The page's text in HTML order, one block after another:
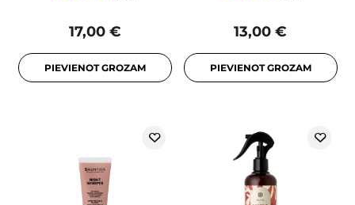
17,00 €
PIEVIENOT GROZAM
13,00 €
PIEVIENOT GROZAM